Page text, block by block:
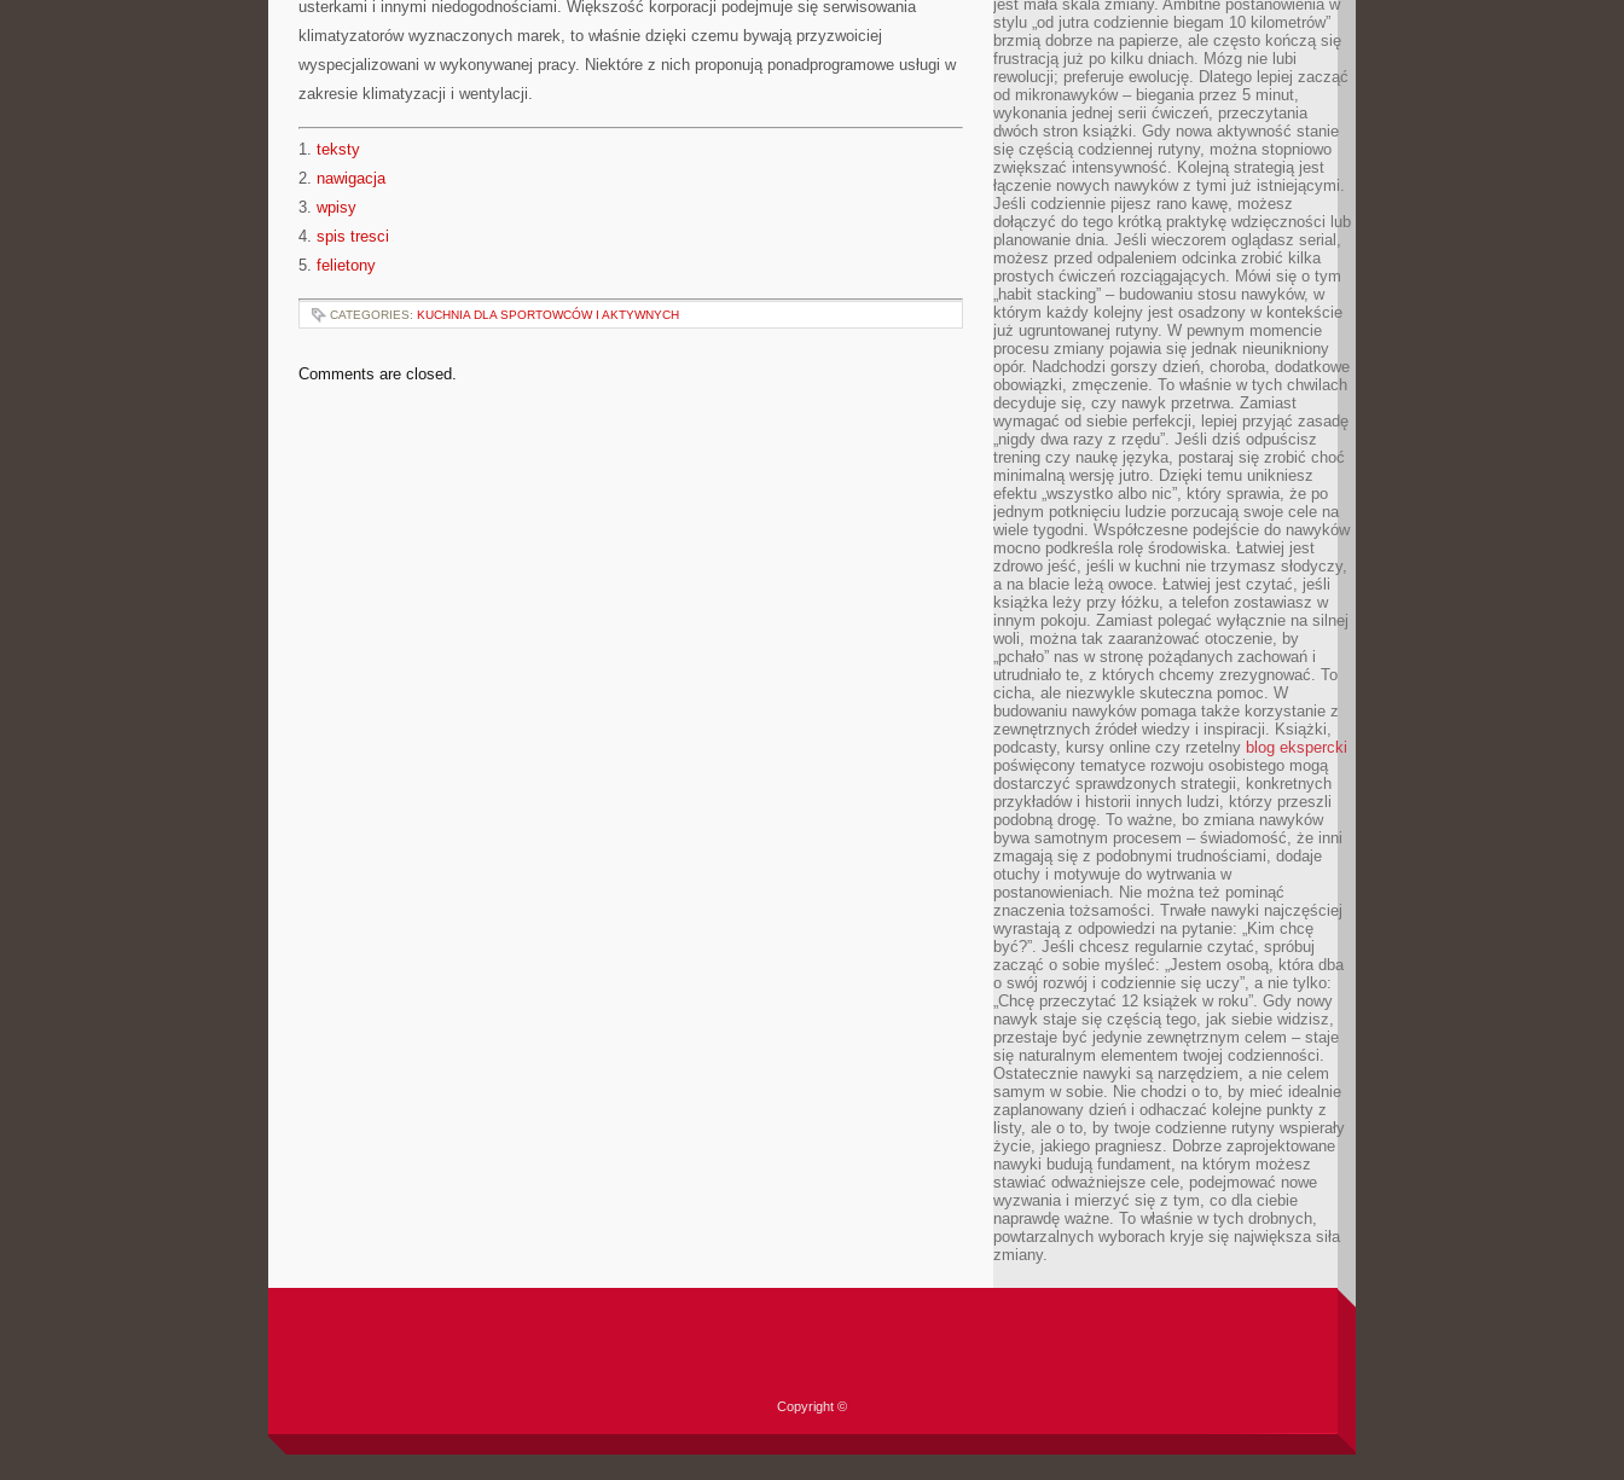
usterkami i innymi niedogodnościami. Większość korporacji podejmuje się serwisowania
klimatyzatorów wyznaczonych marek, to właśnie dzięki czemu bywają przyzwoiciej
wyspecjalizowani w wykonywanej pracy. Niektóre z nich proponują ponadprogramowe usługi w
zakresie klimatyzacji i wentylacji.
1. teksty
2. nawigacja
3. wpisy
4. spis tresci
5. felietony
CATEGORIES: KUCHNIA DLA SPORTOWCÓW I AKTYWNYCH
Comments are closed.
jest mała skala zmiany. Ambitne postanowienia w
stylu „od jutra codziennie biegam 10 kilometrów”
brzmią dobrze na papierze, ale często kończą się
frustracją już po kilku dniach. Mózg nie lubi
rewolucji; preferuje ewolucję. Dlatego lepiej zacząć
od mikronawyków – biegania przez 5 minut,
wykonania jednej serii ćwiczeń, przeczytania
dwóch stron książki. Gdy nowa aktywność stanie
się częścią codziennej rutyny, można stopniowo
zwiększać intensywność. Kolejną strategią jest
łączenie nowych nawyków z tymi już istniejącymi.
Jeśli codziennie pijesz rano kawę, możesz
dołączyć do tego krótką praktykę wdzięczności lub
planowanie dnia. Jeśli wieczorem oglądasz serial,
możesz przed odpaleniem odcinka zrobić kilka
prostych ćwiczeń rozciągających. Mówi się o tym
„habit stacking” – budowaniu stosu nawyków, w
którym każdy kolejny jest osadzony w kontekście
już ugruntowanej rutyny. W pewnym momencie
procesu zmiany pojawia się jednak nieunikniony
opór. Nadchodzi gorszy dzień, choroba, dodatkowe
obowiązki, zmęczenie. To właśnie w tych chwilach
decyduje się, czy nawyk przetrwa. Zamiast
wymagać od siebie perfekcji, lepiej przyjąć zasadę
„nigdy dwa razy z rzędu”. Jeśli dziś odpuścisz
trening czy naukę języka, postaraj się zrobić choć
minimalną wersję jutro. Dzięki temu unikniesz
efektu „wszystko albo nic”, który sprawia, że po
jednym potknięciu ludzie porzucają swoje cele na
wiele tygodni. Współczesne podejście do nawyków
mocno podkreśla rolę środowiska. Łatwiej jest
zdrowo jeść, jeśli w kuchni nie trzymasz słodyczy,
a na blacie leżą owoce. Łatwiej jest czytać, jeśli
książka leży przy łóżku, a telefon zostawiasz w
innym pokoju. Zamiast polegać wyłącznie na silnej
woli, można tak zaaranżować otoczenie, by
„pchało” nas w stronę pożądanych zachowań i
utrudniało te, z których chcemy zrezygnować. To
cicha, ale niezwykle skuteczna pomoc. W
budowaniu nawyków pomaga także korzystanie z
zewnętrznych źródeł wiedzy i inspiracji. Książki,
podcasty, kursy online czy rzetelny blog ekspercki
poświęcony tematyce rozwoju osobistego mogą
dostarczyć sprawdzonych strategii, konkretnych
przykładów i historii innych ludzi, którzy przeszli
podobną drogę. To ważne, bo zmiana nawyków
bywa samotnym procesem – świadomość, że inni
zmagają się z podobnymi trudnościami, dodaje
otuchy i motywuje do wytrwania w
postanowieniach. Nie można też pominąć
znaczenia tożsamości. Trwałe nawyki najczęściej
wyrastają z odpowiedzi na pytanie: „Kim chcę
być?”. Jeśli chcesz regularnie czytać, spróbuj
zacząć o sobie myśleć: „Jestem osobą, która dba
o swój rozwój i codziennie się uczy”, a nie tylko:
„Chcę przeczytać 12 książek w roku”. Gdy nowy
nawyk staje się częścią tego, jak siebie widzisz,
przestaje być jedynie zewnętrznym celem – staje
się naturalnym elementem twojej codzienności.
Ostatecznie nawyki są narzędziem, a nie celem
samym w sobie. Nie chodzi o to, by mieć idealnie
zaplanowany dzień i odhaczać kolejne punkty z
listy, ale o to, by twoje codzienne rutyny wspierały
życie, jakiego pragniesz. Dobrze zaprojektowane
nawyki budują fundament, na którym możesz
stawiać odważniejsze cele, podejmować nowe
wyzwania i mierzyć się z tym, co dla ciebie
naprawdę ważne. To właśnie w tych drobnych,
powtarzalnych wyborach kryje się największa siła
zmiany.
Copyright ©